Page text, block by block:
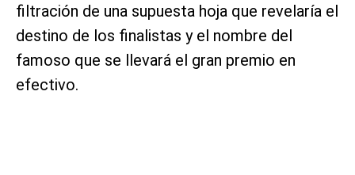
filtración de una supuesta hoja que revelaría el
destino de los finalistas y el nombre del
famoso que se llevará el gran premio en
efectivo.